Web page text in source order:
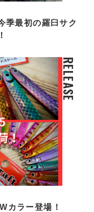
季最初の羅臼サク
RELEASE
カラー登場！